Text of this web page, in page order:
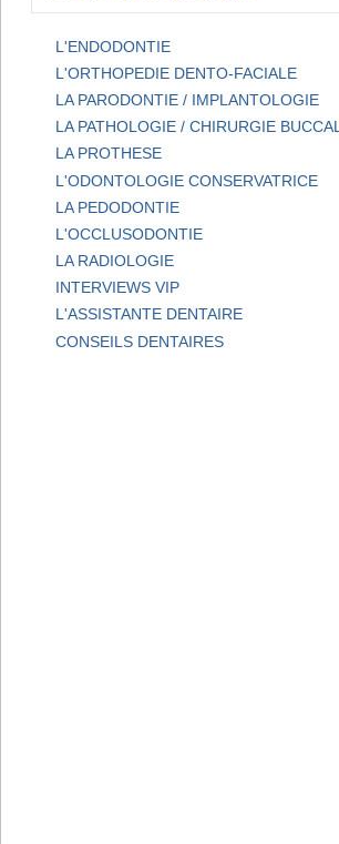
L'ENDODONTIE
L'ORTHOPEDIE DENTO-FACIALE
LA PARODONTIE / IMPLANTOLOGIE
LA PATHOLOGIE / CHIRURGIE
LA PROTHESE
L'ODONTOLOGIE CONSERVATRICE
LA PEDODONTIE
L'OCCLUSODONTIE
LA RADIOLOGIE
INTERVIEWS VIP
L'ASSISTANTE DENTAIRE
CONSEILS DENTAIRES